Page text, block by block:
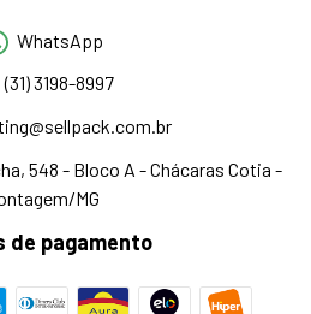
WhatsApp
(31) 3198-8997
548 - Bloco A - Chácaras Cotia -
MG
de pagamento